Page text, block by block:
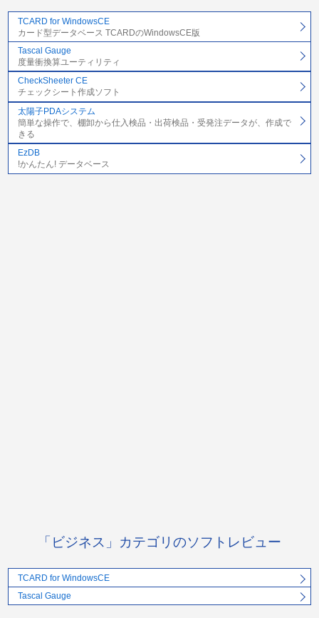
TCARD for WindowsCE
カード型データベース TCARDのWindowsCE版
Tascal Gauge
度量衝換算ユーティリティ
CheckSheeter CE
チェックシート作成ソフト
太陽子PDAシステム
簡単な操作で、棚卸から仕入検品・出荷検品・受発注データが、作成で
きる
EzDB
!かんたん! データベース
「ビジネス」カテゴリのソフトレビュー
TCARD for WindowsCE
Tascal Gauge